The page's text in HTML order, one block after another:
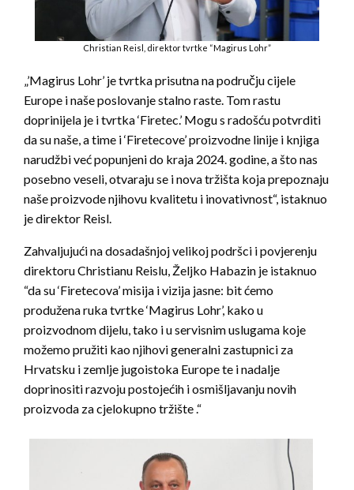
Christian Reisl, direktor tvrtke “Magirus Lohr”
„’Magirus Lohr’ je tvrtka prisutna na području cijele
Europe i naše poslovanje stalno raste. Tom rastu
doprinijela je i tvrtka ‘Firetec.’ Mogu s radošću potvrditi
da su naše, a time i ‘Firetecove’ proizvodne linije i knjiga
narudžbi već popunjeni do kraja 2024. godine, a što nas
posebno veseli, otvaraju se i nova tržišta koja prepoznaju
naše proizvode njihovu kvalitetu i inovativnost“, istaknuo
je direktor Reisl.
Zahvaljujući na dosadašnjoj velikoj podršci i povjerenju
direktoru Christianu Reislu, Željko Habazin je istaknuo
“da su ‘Firetecova’ misija i vizija jasne: bit ćemo
produžena ruka tvrtke ‘Magirus Lohr’, kako u
proizvodnom dijelu, tako i u servisnim uslugama koje
možemo pružiti kao njihovi generalni zastupnici za
Hrvatsku i zemlje jugoistoka Europe te i nadalje
doprinositi razvoju postojećih i osmišljavanju novih
proizvoda za cjelokupno tržište .“